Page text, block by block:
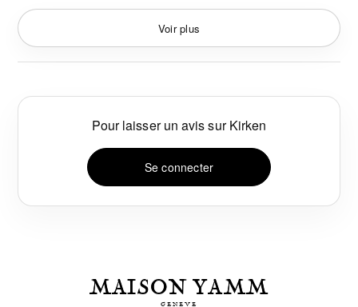
Reçu plein de compliments avec celui-là.
Voir plus
Pour laisser un avis surKirken
Se connecter
MAISON YAMM